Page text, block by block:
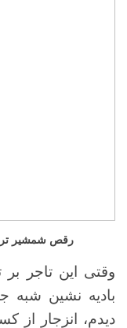
رقص شمشیر
وقتی این تاجر
بادیه نشین
دیدم، انزجار از